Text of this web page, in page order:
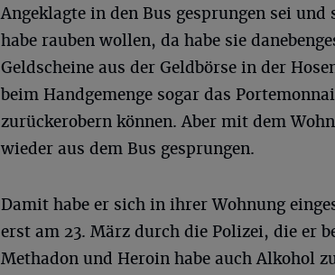
Angeklagte in den Bus gesprungen sei
habe rauben wollen, da habe sie
Geldscheine aus der Geldbörse in der
beim Handgemenge sogar das
zurückerobern können. Aber mit dem
wieder aus dem Bus gesprungen.
Damit habe er sich in ihrer Wohnung
erst am 23. März durch die Polizei, die er
Methadon und Heroin habe auch Alkohol